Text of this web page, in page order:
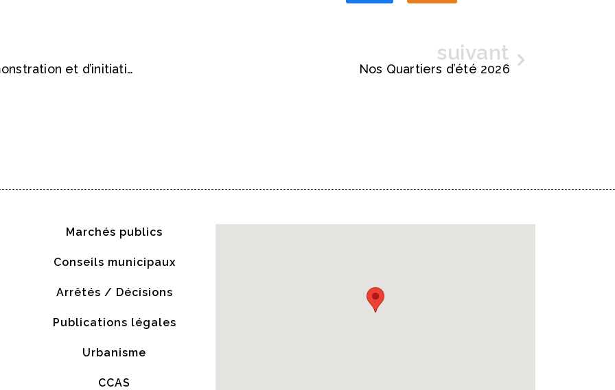
Sport inclusif : après-midi de démonstration et d’initiation à la boccia
suivant
Nos Quartiers d’été 2026
Marchés publics
Conseils municipaux
Arrêtés / Décisions
Publications légales
Urbanisme
CCAS